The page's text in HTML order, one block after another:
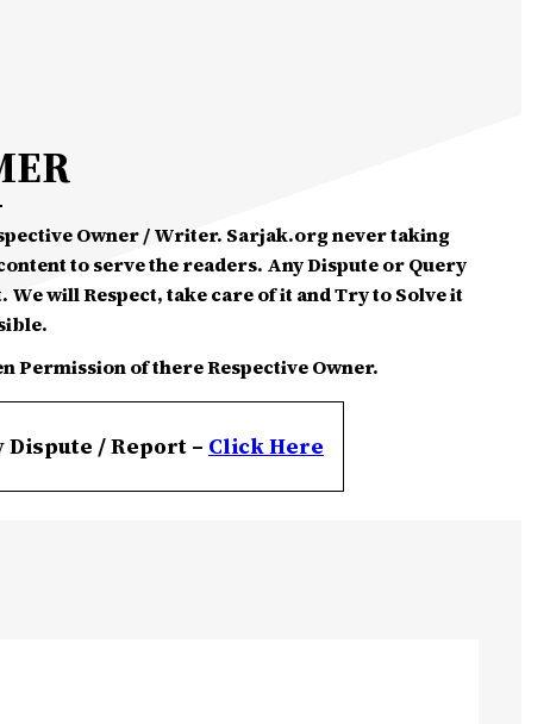
Owner / Writer. Sarjak.org never taking
to serve the readers. Any Dispute or Query
will Respect, take care of it and Try to Solve it
Permission of there Respective Owner.
Dispute / Report – ClickHere